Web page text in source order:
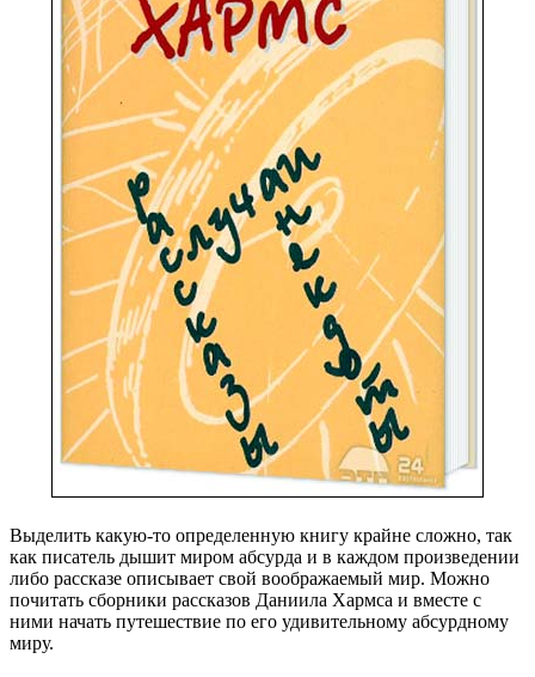
Выделить какую-то определенную книгу крайне сложно, так
как писатель дышит миром абсурда и в каждом произведении
либо рассказе описывает свой воображаемый мир. Можно
почитать сборники рассказов Даниила Хармса и вместе с
ними начать путешествие по его удивительному абсурдному
миру.